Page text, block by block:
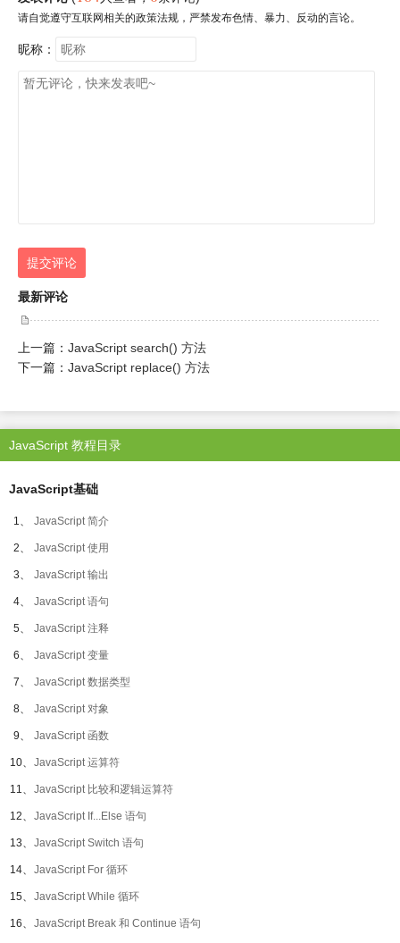
请自觉遵守互联网相关的政策法规，严禁发布色情、暴力、反动的言论。
昵称：
提交评论
最新评论
上一篇： JavaScript search() 方法
下一篇： JavaScript replace() 方法
JavaScript 教程目录
JavaScript基础
1、 JavaScript 简介
2、 JavaScript 使用
3、 JavaScript 输出
4、 JavaScript 语句
5、 JavaScript 注释
6、 JavaScript 变量
7、 JavaScript 数据类型
8、 JavaScript 对象
9、 JavaScript 函数
10、 JavaScript 运算符
11、 JavaScript 比较和逻辑运算符
12、 JavaScript If...Else 语句
13、 JavaScript Switch 语句
14、 JavaScript For 循环
15、 JavaScript While 循环
16、 JavaScript Break 和 Continue 语句